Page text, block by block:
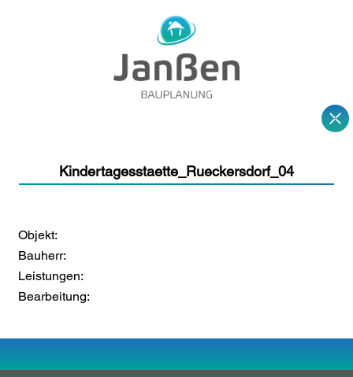
Kindertagesstaette_Rueckersdorf_04
Objekt:
Bauherr:
Leistungen:
Bearbeitung: